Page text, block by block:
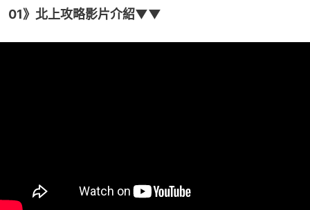
01》北上攻略影片介紹▼▼